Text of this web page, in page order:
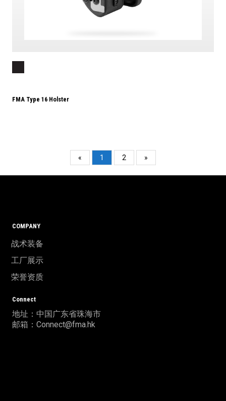
FMA Type 16 Holster
« 1 2 »
COMPANY
战术装备
工厂展示
荣誉资质
Connect
地址：中国广东省珠海市
邮箱：Connect@fma.hk